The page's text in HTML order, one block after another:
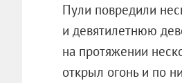
Пули повредили
и девятилетнюю
на протяжении
открыл огонь и по